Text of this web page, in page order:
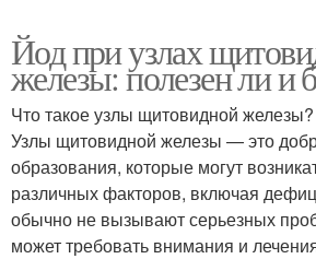
Йод при узлах
железы: полезен ли и
Что такое узлы щитовидной железы?
Узлы щитовидной железы — это
образования, которые могут
различных факторов, включая
обычно не вызывают серьезных
может требовать внимания и